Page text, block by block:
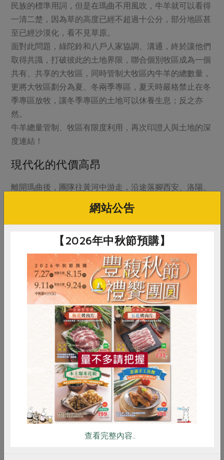
民族的標準用詞，但是在瑪曲不用風吹，牛羊就可以看得
一清二楚，因為草的高度已經不超過十公分，部分地區甚
至已經沙漠化，看不見草原。
面對此問題，綠陀鈴和八戶人家協調、溝通，終於讓他們
取得共識，打破彼此的土地界限，聯合個別牧區成為一個
共有、共享的大牧區，同時管制大牧區內牛羊的總數量，
更將大牧區劃分為夏、冬兩季專區，夏天時嚴格禁止在冬
季專區放牧，讓冬季專區的土地可以休養生息；反之亦
然。
牛羊總量管制、牧區有限度利用，再次印證人與土地的深
度連結！
現代化的代價高昂
離開瑪曲後，團隊往黃河中游走，沿途落腳西安、洛陽、
開封與鄭州等歷史悠久的古都。雖是古都，火車站、高鐵
站與機場的規模大氣宏偉，公車與轎車川流不息，高樓大
廈一棟棟從地平面長出來，再再顯示現代化的步伐急促。
現代化是筆者熟悉的場景，但是我就像高山草原的牛羊，
久久無法適應高度工業化的空氣。如果能夠擁有藍天、白
雲與清新的空氣，歷史古都是否更宜人？
環保組織「綠色中原」發現空氣汙染嚴重，但是相關政府
機關卻未開始監測空氣品質，所以率先購買PM2.5/PM10
簡易測量儀器，定期監測並公開河南省的PM2.5/PM10數
值，讓空氣汙染程度數據化、透明化，綠色中原的先知與
先行獲得大家的鼓勵與喝采。
畫面回到黃河行的第一站蘭州中川機場，海關人員要求打
開行李箱，取出地球公民基金會出版的刊物，逐一翻閱後
對他的長官說：「環保的！」長官點頭示意通關放行。由
此看來，環境保護是可以跨越台灣海峽，成為兩岸的新交
集。（作者：本屆理事。）
RPET 食譜 減硝酸鹽
雞蛋 食安 共同購買
網站公告
【2026年中秋節預購】
查看完整內容..